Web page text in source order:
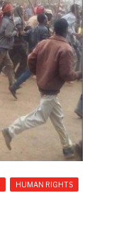
HUMAN RIGHTS